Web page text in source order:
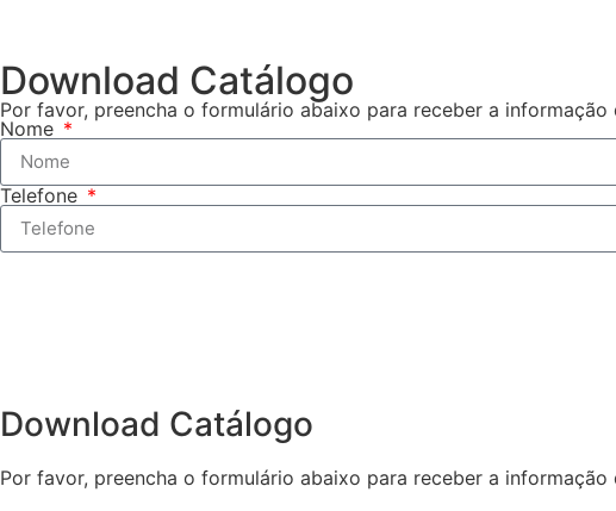
Download Catálogo
Por favor, preencha o formulário abaixo para receber a informação
Nome
Telefone
Download Catálogo​
Por favor, preencha o formulário abaixo para receber a informação